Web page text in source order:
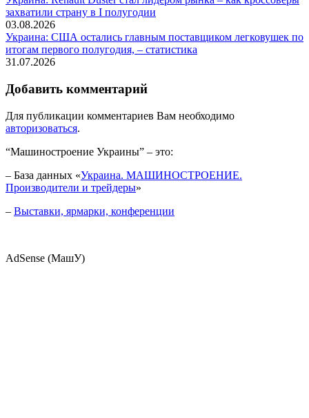
захватили страну в I полугодии
03.08.2026
Украина: США остались главным поставщиком легковушек по
итогам первого полугодия, – статистика
31.07.2026
Добавить комментарий
Для публикации комментариев Вам необходимо
авторизоваться.
“Машиностроение Украины” – это:
– База данных «Украина. МАШИНОСТРОЕНИЕ.
Производители и трейдеры»
– Выставки, ярмарки, конференции
AdSense (МашУ)